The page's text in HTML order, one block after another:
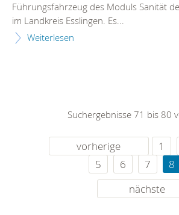
Führungsfahrzeug des Moduls Sanität
im Landkreis Esslingen. Es...
Weiterlesen
Suchergebnisse 71 bis 80
vorherige 1
5
6 7 8
nächste